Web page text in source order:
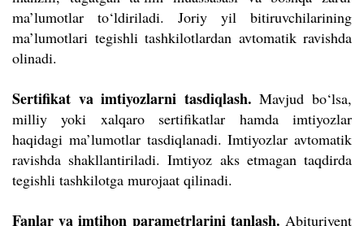
ma’lumotlar to‘ldiriladi. Joriy yil bitiruvchilarining
ma’lumotlari tegishli tashkilotlardan avtomatik ravishda
olinadi.
Sertifikat va imtiyozlarni tasdiqlash. Mavjud bo‘lsa,
milliy yoki xalqaro sertifikatlar hamda imtiyozlar
haqidagi ma’lumotlar tasdiqlanadi. Imtiyozlar avtomatik
ravishda shakllantiriladi. Imtiyoz aks etmagan taqdirda
tegishli tashkilotga murojaat qilinadi.
Fanlar va imtihon parametrlarini tanlash. Abituriyent